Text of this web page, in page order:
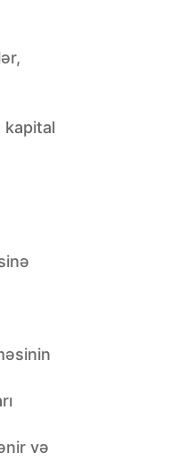
kapital
və